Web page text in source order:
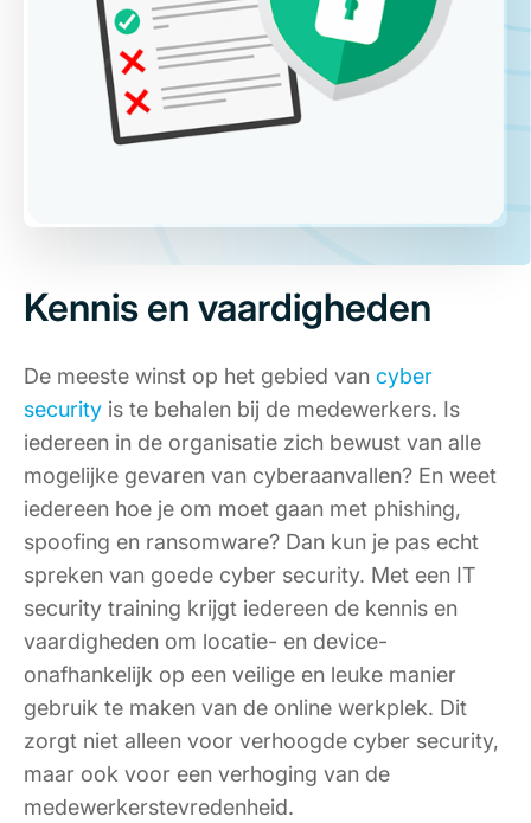
Kennis en vaardigheden
De meeste winst op het gebied van cyber
security is te behalen bij de medewerkers. Is
iedereen in de organisatie zich bewust van alle
mogelijke gevaren van cyberaanvallen? En weet
iedereen hoe je om moet gaan met phishing,
spoofing en ransomware? Dan kun je pas echt
spreken van goede cyber security. Met een IT
security training krijgt iedereen de kennis en
vaardigheden om locatie- en device-
onafhankelijk op een veilige en leuke manier
gebruik te maken van de online werkplek. Dit
zorgt niet alleen voor verhoogde cyber security,
maar ook voor een verhoging van de
medewerkerstevredenheid.